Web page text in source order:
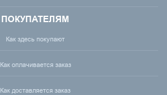
ПОКУПАТЕЛЯМ
Как здесь покупают
Как оплачивается заказ
Как доставляется заказ